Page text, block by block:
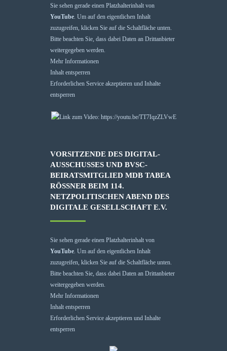
Sie sehen gerade einen Platzhalterinhalt von
YouTube. Um auf den eigentlichen Inhalt
zuzugreifen, klicken Sie auf die Schaltfläche unten.
Bitte beachten Sie, dass dabei Daten an Drittanbieter
weitergegeben werden.
Mehr Informationen
Inhalt entsperren
Erforderlichen Service akzeptieren und Inhalte
entsperren
VORSITZENDE DES DIGITAL-
AUSSCHUSSES UND BVSC-
BEIRATSMITGLIED MDB TABEA
RÖSSNER BEIM 114. N
ETZPOLITISCHEN ABEND DES D
IGITALE GESELLSCHAFT E.V.
Sie sehen gerade einen Platzhalterinhalt von
YouTube. Um auf den eigentlichen Inhalt
zuzugreifen, klicken Sie auf die Schaltfläche unten.
Bitte beachten Sie, dass dabei Daten an Drittanbieter
weitergegeben werden.
Mehr Informationen
Inhalt entsperren
Erforderlichen Service akzeptieren und Inhalte
entsperren